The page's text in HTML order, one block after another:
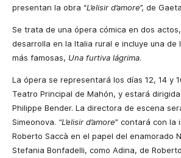
presentan la obra “L’elisir d’amore”, de
Se trata de una ópera cómica en dos
desarrolla en la Italia rural e incluye una
más famosas, Una furtiva lágrima.
La ópera se representará los días 12, 14 y
Teatro Principal de Mahón, y estará
Philippe Bender. La directora de escena
Simeonova. “L’elisir d’amore” contará con la
Roberto Saccà en el papel del enamorado
Stefania Bonfadelli, como Adina, de